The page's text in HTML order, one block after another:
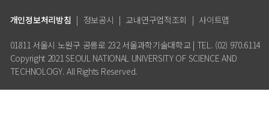
개인정보처리방침 | 정보공시 | 교내연구업적조회 | 사이트맵
01811 서울시 노원구 공릉로 232 서울과학기술대학교 | TEL. (02) 970.6114
Copyright 2021 SEOUL NATIONAL UNIVERSITY OF SCIENCE AND
TECHNOLOGY. All Rights Reserved.